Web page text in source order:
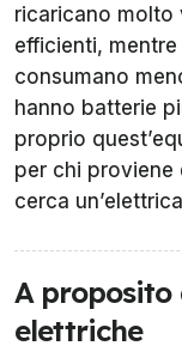
ricaricano molto
efficienti,
consumano
hanno batterie
proprio
per chi proviene
cerca
A
elettriche